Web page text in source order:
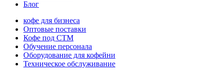
Блог
кофе для бизнеса
Оптовые поставки
Кофе под СТМ
Обучение персонала
Оборудование для кофейни
Техническое обслуживание